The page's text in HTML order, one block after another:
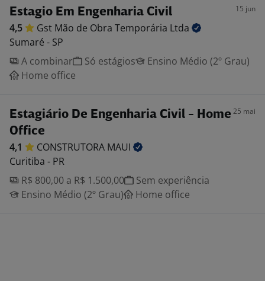
Estagio Em Engenharia Civil 15 jun
4,5 Gst Mão de Obra Temporária Ltda
Sumaré - SP
A combinar
Só estágios
Ensino Médio (2º Grau)
Home office
Estagiário De Engenharia Civil - Home
Office
25 mai
4,1 CONSTRUTORA MAUI
Curitiba - PR
R$ 800,00 a R$ 1.500,00
Sem experiência
Ensino Médio (2º Grau)
Home office